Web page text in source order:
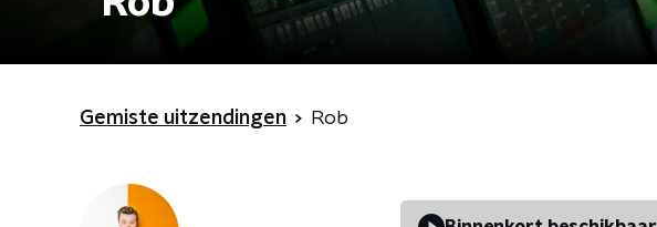
Gemiste uitzendingen Rob